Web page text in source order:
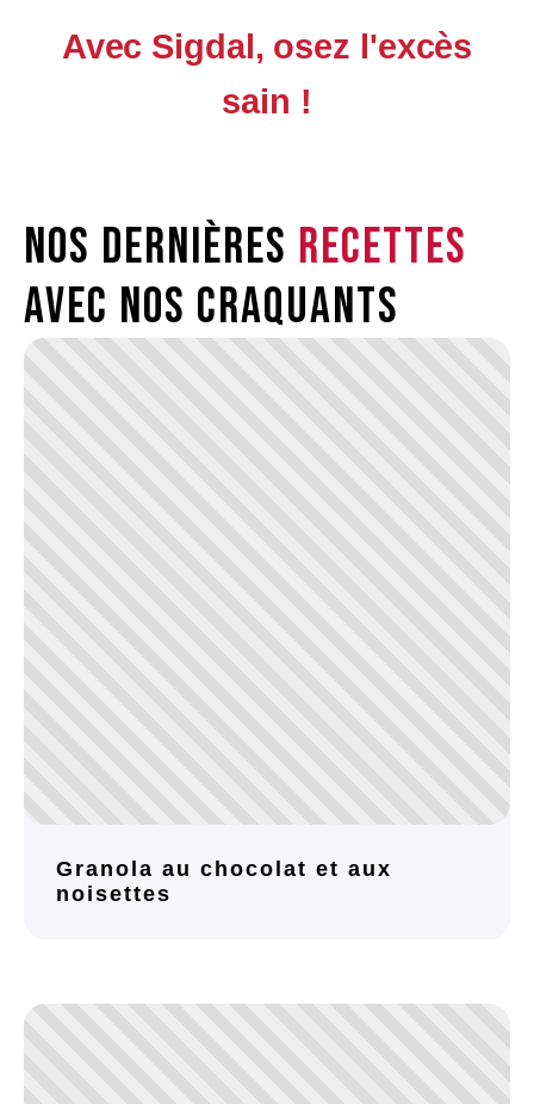
Avec Sigdal, osez l'excès
sain !
Nos dernières recettes
avec nos craquants
Granola au chocolat et aux
noisettes